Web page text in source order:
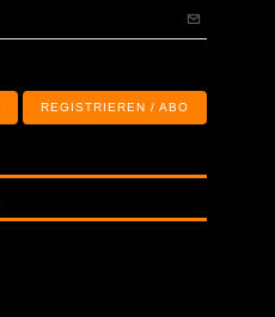
REGISTRIEREN / ABO